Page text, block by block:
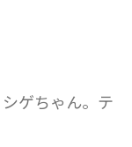
ゲちゃん。テ